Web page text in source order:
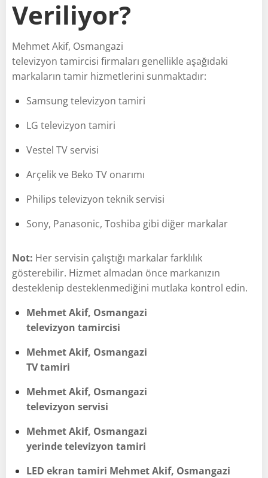
Veriliyor?
Mehmet Akif, Osmangazi
televizyon tamircisi firmaları genellikle aşağıdaki
markaların tamir hizmetlerini sunmaktadır:
Samsung televizyon tamiri
LG televizyon tamiri
Vestel TV servisi
Arçelik ve Beko TV onarımı
Philips televizyon teknik servisi
Sony, Panasonic, Toshiba gibi diğer markalar
Not: Her servisin çalıştığı markalar farklılık
gösterebilir. Hizmet almadan önce markanızın
desteklenip desteklenmediğini mutlaka kontrol edin.
Mehmet Akif, Osmangazi
televizyon tamircisi
Mehmet Akif, Osmangazi
TV tamiri
Mehmet Akif, Osmangazi
televizyon servisi
Mehmet Akif, Osmangazi
yerinde televizyon tamiri
LED ekran tamiri Mehmet Akif, Osmangazi